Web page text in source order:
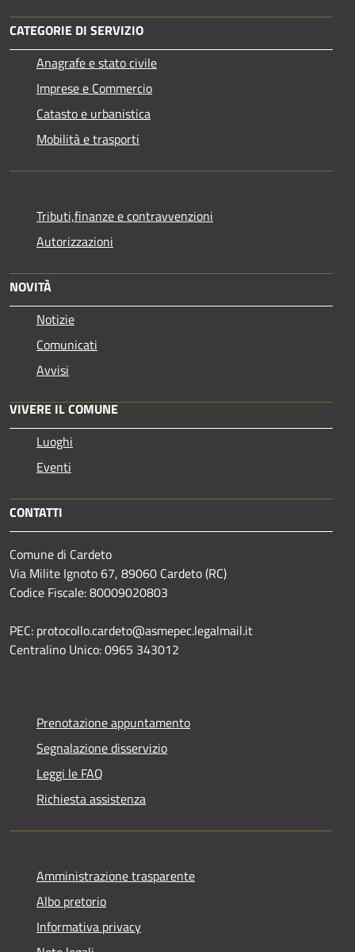
CATEGORIE DI SERVIZIO
Anagrafe e stato civile
Imprese e Commercio
Catasto e urbanistica
Mobilità e trasporti
Tributi,finanze e contravvenzioni
Autorizzazioni
NOVITÀ
Notizie
Comunicati
Avvisi
VIVERE IL COMUNE
Luoghi
Eventi
CONTATTI
Comune di Cardeto
Via Milite Ignoto 67, 89060 Cardeto (RC)
Codice Fiscale: 80009020803
PEC: protocollo.cardeto@asmepec.legalmail.it
Centralino Unico: 0965 343012
Prenotazione appuntamento
Segnalazione disservizio
Leggi le FAQ
Richiesta assistenza
Amministrazione trasparente
Albo pretorio
Informativa privacy